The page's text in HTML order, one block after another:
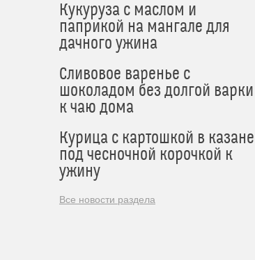
Кукуруза с маслом и
паприкой на мангале для
дачного ужина
Сливовое варенье с
шоколадом без долгой варки
к чаю дома
Курица с картошкой в казане
под чесночной корочкой к
ужину
Все новости раздела